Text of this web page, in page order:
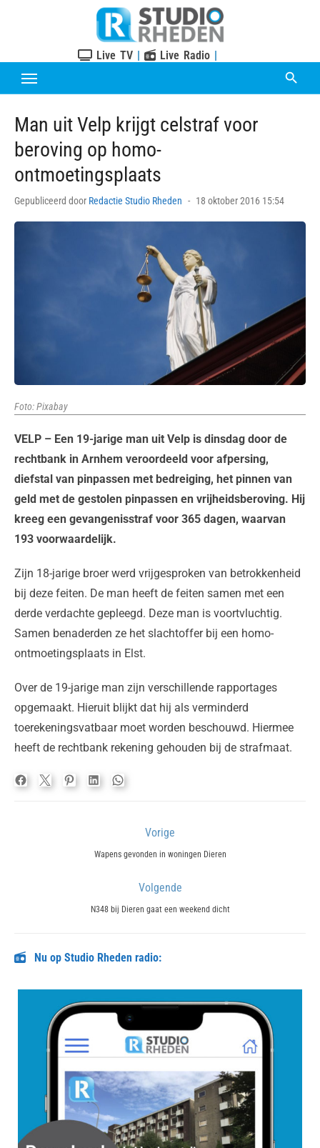
Live TV | Live Radio |
Man uit Velp krijgt celstraf voor
beroving op homo-
ontmoetingsplaats
Gepubliceerd door Redactie Studio Rheden
Posted
18 oktober 2016 15:54
Foto: Pixabay
VELP – Een 19-jarige man uit Velp is dinsdag door de
rechtbank in Arnhem veroordeeld voor afpersing,
diefstal van pinpassen met bedreiging, het pinnen van
geld met de gestolen pinpassen en vrijheidsberoving. Hij
kreeg een gevangenisstraf voor 365 dagen, waarvan
193 voorwaardelijk.
Zijn 18-jarige broer werd vrijgesproken van betrokkenheid
bij deze feiten. De man heeft de feiten samen met een
derde verdachte gepleegd. Deze man is voortvluchtig.
Samen benaderden ze het slachtoffer bij een homo-
ontmoetingsplaats in Elst.
Over de 19-jarige man zijn verschillende rapportages
opgemaakt. Hieruit blijkt dat hij als verminderd
toerekeningsvatbaar moet worden beschouwd. Hiermee
heeft de rechtbank rekening gehouden bij de strafmaat.
Vorige
Previous
Wapens gevonden in woningen Dieren
Volgende
Next
N348 bij Dieren gaat een weekend dicht
Nu op Studio Rheden radio: